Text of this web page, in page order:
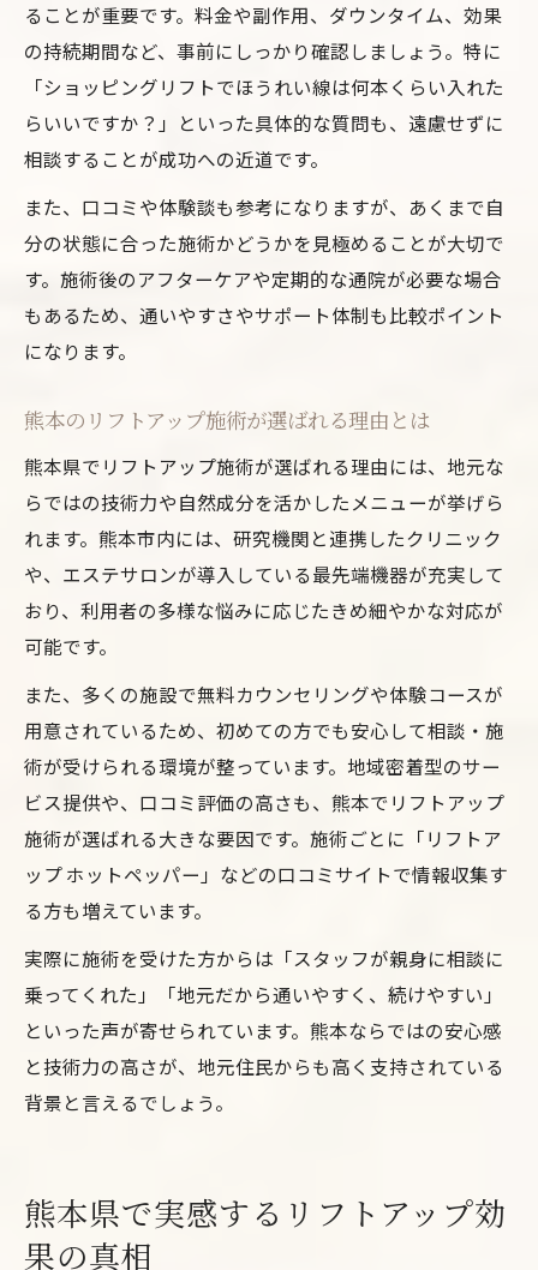
ることが重要です。料金や副作用、ダウンタイム、効果
の持続期間など、事前にしっかり確認しましょう。特に
「ショッピングリフトでほうれい線は何本くらい入れた
らいいですか？」といった具体的な質問も、遠慮せずに
相談することが成功への近道です。
また、口コミや体験談も参考になりますが、あくまで自
分の状態に合った施術かどうかを見極めることが大切で
す。施術後のアフターケアや定期的な通院が必要な場合
もあるため、通いやすさやサポート体制も比較ポイント
になります。
熊本のリフトアップ施術が選ばれる理由とは
熊本県でリフトアップ施術が選ばれる理由には、地元な
らではの技術力や自然成分を活かしたメニューが挙げら
れます。熊本市内には、研究機関と連携したクリニック
や、エステサロンが導入している最先端機器が充実して
おり、利用者の多様な悩みに応じたきめ細やかな対応が
可能です。
また、多くの施設で無料カウンセリングや体験コースが
用意されているため、初めての方でも安心して相談・施
術が受けられる環境が整っています。地域密着型のサー
ビス提供や、口コミ評価の高さも、熊本でリフトアップ
施術が選ばれる大きな要因です。施術ごとに「リフトア
ップ ホットペッパー」などの口コミサイトで情報収集す
る方も増えています。
実際に施術を受けた方からは「スタッフが親身に相談に
乗ってくれた」「地元だから通いやすく、続けやすい」
といった声が寄せられています。熊本ならではの安心感
と技術力の高さが、地元住民からも高く支持されている
背景と言えるでしょう。
熊本県で実感するリフトアップ効
果の真相